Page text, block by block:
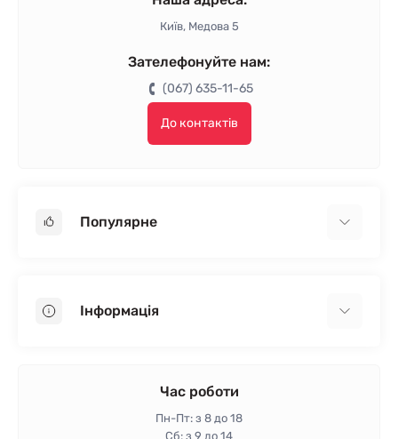
Київ, Медова 5
Зателефонуйте нам:
(067) 635-11-65
До контактів
Популярне
Пінопласт
Інформація
Гарантія та повернення
Час роботи
Пн-Пт: з 8 до 18
Сб: з 9 до 14